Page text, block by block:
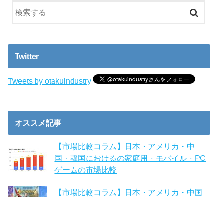
Twitter
Tweets by otakuindustry
オススメ記事
【市場比較コラム】日本・アメリカ・中
国・韓国におけるの家庭用・モバイル・PC
ゲームの市場比較
【市場比較コラム】日本・アメリカ・中国